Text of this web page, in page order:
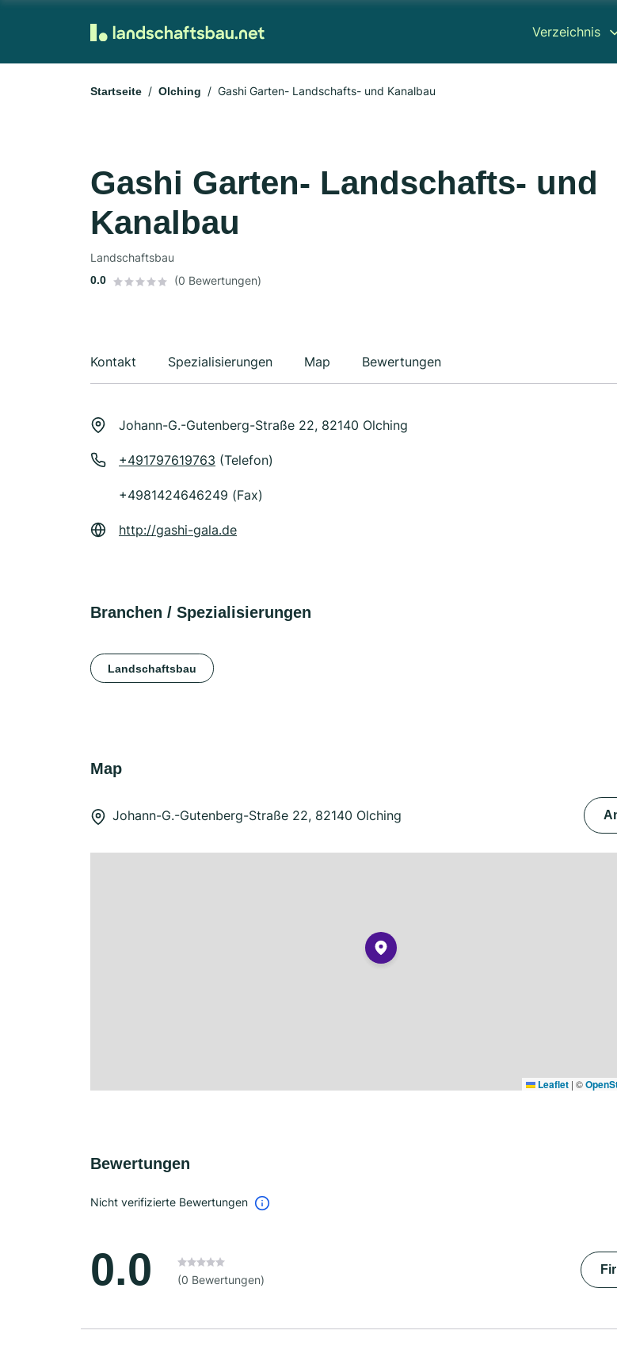
Verzeichnis
Startseite Olching Gashi Garten- Landschafts- und Kanalbau
Gashi Garten- Landschafts- und
Kanalbau
Landschaftsbau
0.0 (0 Bewertungen)
Kontakt Spezialisierungen Map Bewertungen
Johann-G.-Gutenberg-Straße 22, 82140 Olching
+491797619763 (Telefon)
+4981424646249 (Fax)
http://gashi-gala.de
Branchen / Spezialisierungen
Landschaftsbau
Map
Johann-G.-Gutenberg-Straße 22, 82140 Olching
Leaflet | ©
Bewertungen
Nicht verifizierte Bewertungen
0.0 (0 Bewertungen)